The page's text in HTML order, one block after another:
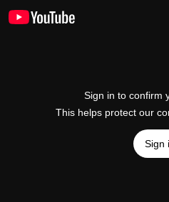
Sign in to confirm
This helps protect our
Sign